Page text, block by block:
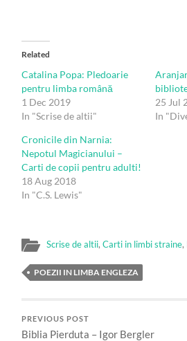
Related
Catalina Popa: Pledoarie
pentru limba română
1 Dec 2019
In "Scrise de altii"
25 Jul
In
Cronicile din Narnia:
Nepotul Magicianului –
Carti de copii pentru adulti!
18 Aug 2018
In "C.S. Lewis"
Scrise de altii,Carti in limbi straine,
POEZII IN LIMBA ENGLEZA
PREVIOUS POST
Biblia Pierduta – Igor Bergler